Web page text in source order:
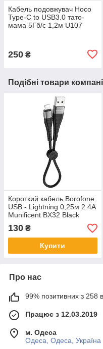
Кабель подовжувач Hoco
Type-C to USB3.0 тато-
мама 5Гб/с 1,2м U107
250 ₴
Подібні товари
Короткий кабель Borofone
USB - Lightning 0,25м 2.4A
Munificent BX32 Black
130 ₴
Купити
Про нас
99% позитивних з 258
Працює з 12.03.2019
м. Одеса
Одеса, Одеса, Україна